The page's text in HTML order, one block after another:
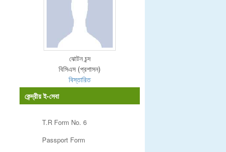
ঝোটন চন্দ
বিসিএস (প্রশাসন)
বিস্তারিত
কেন্দ্রীয় ই-সেবা
T.R Form No. 6
Passport Form